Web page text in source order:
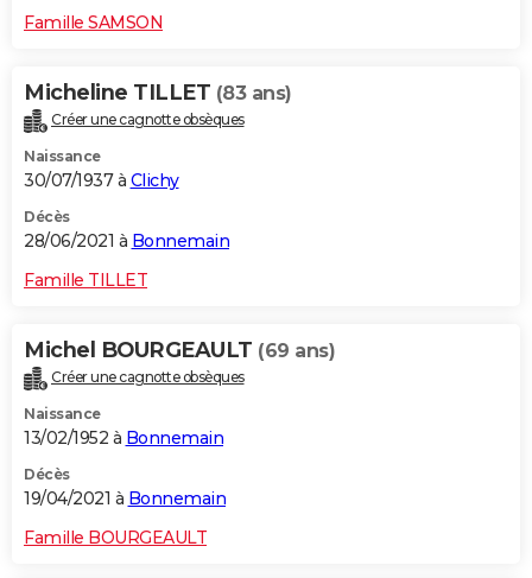
Famille SAMSON
Micheline TILLET (83 ans)
Créer une cagnotte obsèques
Naissance
30/07/1937 à Clichy
Décès
28/06/2021 à Bonnemain
Famille TILLET
Michel BOURGEAULT (69 ans)
Créer une cagnotte obsèques
Naissance
13/02/1952 à Bonnemain
Décès
19/04/2021 à Bonnemain
Famille BOURGEAULT